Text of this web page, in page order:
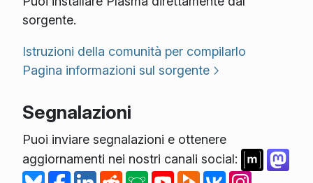
sorgente.
Istruzioni della comunità per compilarlo
Pagina informazioni sul sorgente
Segnalazioni
Puoi inviare segnalazioni e ottenere
aggiornamenti nei nostri canali social: